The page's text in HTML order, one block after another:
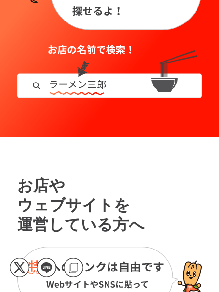
お店や
ウェブサイトを
運営している方へ